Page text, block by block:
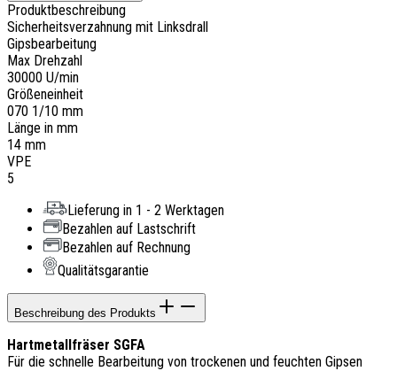
Produktbeschreibung
Sicherheitsverzahnung mit Linksdrall
Gipsbearbeitung
Max Drehzahl
30000 U/min
Größeneinheit
070 1/10 mm
Länge in mm
14 mm
VPE
5
Lieferung in 1 - 2 Werktagen
Bezahlen auf Lastschrift
Bezahlen auf Rechnung
Qualitätsgarantie
Beschreibung des Produkts
Hartmetallfräser SGFA
Für die schnelle Bearbeitung von trockenen und feuchten Gipsen